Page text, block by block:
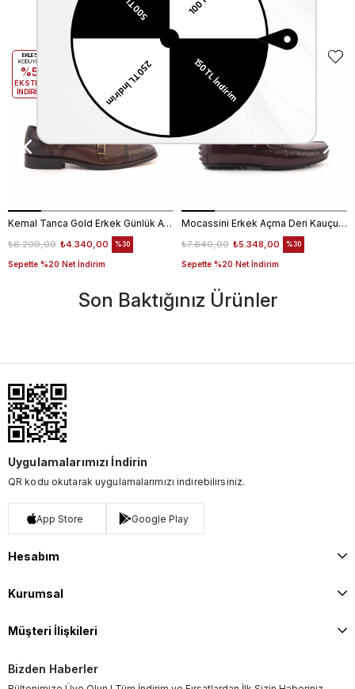
Benzer Ürünler
Kemal Tanca Gold Erkek Günlük Ayakkabı 6612-152
₺4.340,00
₺6.200,00
Sepette %20 Net İndirim
%30
EKLE5
KODUYLA
%5
EKSTRA
İNDİRİM
Mocassini Erkek Açma Deri Kauçuk Taban Bordo Günlük Ayakkabı
₺5.348,00
₺7.640,00
Sepette %20 Net İndirim
%30
KODUYLA
%5
EKSTRA
Son Baktığınız Ürünler
Uygulamalarımızı İndirin
QR kodu okutarak uygulamalarımızı indirebilirsiniz.
App Store Google Play
Hesabım
Kurumsal
Müşteri İlişkileri
Bizden Haberler